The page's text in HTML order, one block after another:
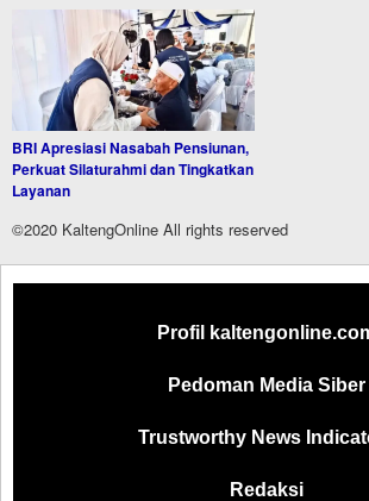
BRI Apresiasi Nasabah Pensiunan,
Perkuat Silaturahmi dan Tingkatkan
Layanan
©2020 KaltengOnline All rights reserved
Profil
Pedoman Media Siber
Trustworthy News
Redaksi